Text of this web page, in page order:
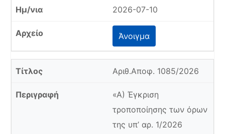
2026-07-10
Άνοιγμα
Αριθ.Αποφ. 1085/2026
«Α) Έγκριση
τροποποίησης των όρων
της υπ’ αρ. 1/2026